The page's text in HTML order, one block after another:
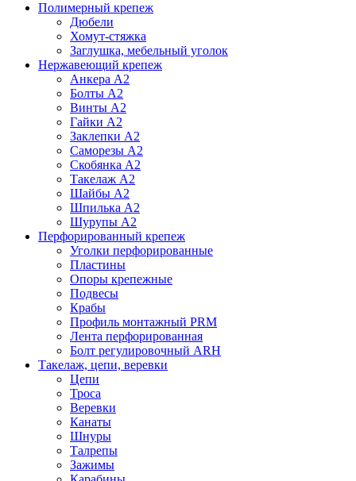
Полимерный крепеж
Дюбели
Хомут-стяжка
Заглушка, мебельный уголок
Нержавеющий крепеж
Анкера А2
Болты А2
Винты А2
Гайки А2
Заклепки А2
Саморезы А2
Скобянка А2
Такелаж А2
Шайбы А2
Шпилька А2
Шурупы А2
Перфорированный крепеж
Уголки перфорированные
Пластины
Опоры крепежные
Подвесы
Крабы
Профиль монтажный PRM
Лента перфорированная
Болт регулировочный ARH
Такелаж, цепи, веревки
Цепи
Троса
Веревки
Канаты
Шнуры
Талрепы
Зажимы